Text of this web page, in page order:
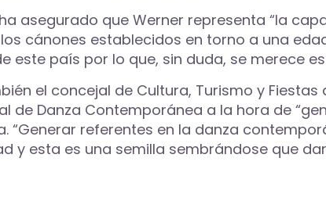
asegurado que Werner representa “la
cánones establecidos en torno a una
este país por lo que, sin duda, se merece
el concejal de Cultura, Turismo y
de Danza Contemporánea a la hora de
“Generar referentes en la danza
y esta es una semilla sembrándose que